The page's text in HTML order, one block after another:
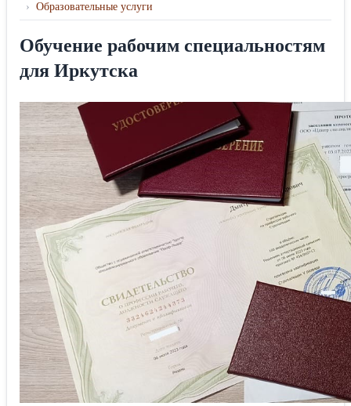
› Образовательные услуги
Обучение рабочим специальностям
для Иркутска